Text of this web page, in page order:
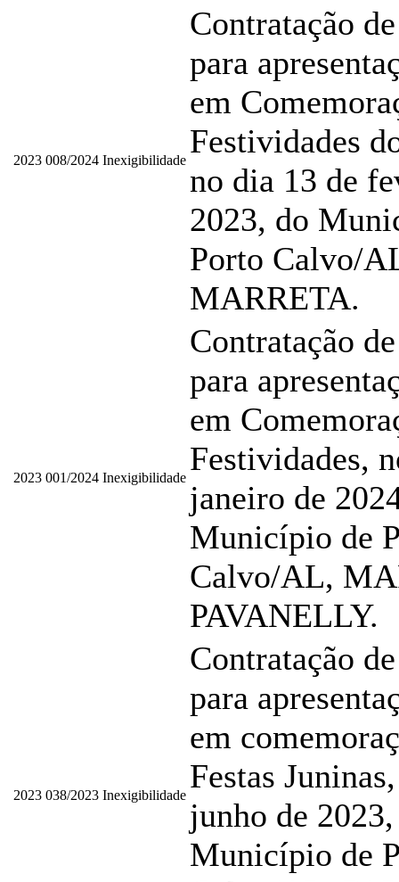
2023 008/2024 Inexigibilidade
Contratação
para
em
Festividades
no dia 13 de
2023, do
Porto Calvo/
MARRETA.
2023 001/2024 Inexigibilidade
Contratação
para
em
Festividades,
janeiro de
Município de
Calvo/AL,
PAVANELLY.
2023 038/2023 Inexigibilidade
Contratação
para
em
Festas
junho de
Município de